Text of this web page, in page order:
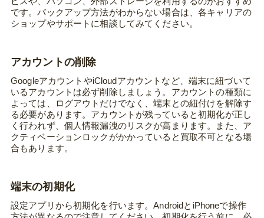
です。バックアップ方法がわからない場合は、各キャリアの
ショップやサポートに相談してみてください。
アカウントの削除
GoogleアカウントやiCloudアカウントなど、端末に紐づいて
いるアカウントは必ず削除しましょう。アカウントの種類に
よっては、ログアウトだけでなく、端末との紐付けを解除す
る必要があります。アカウントが残っていると初期化が正し
く行われず、個人情報漏洩のリスクが高まります。また、ア
クティベーションロックがかかっていると買取不可となる場
合もあります。
端末の初期化
設定アプリから初期化を行います。AndroidとiPhoneで操作